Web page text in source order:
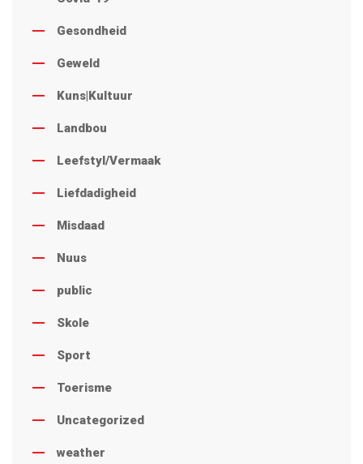
Gesondheid
Geweld
Kuns|Kultuur
Landbou
Leefstyl/Vermaak
Liefdadigheid
Misdaad
Nuus
public
Skole
Sport
Toerisme
Uncategorized
weather